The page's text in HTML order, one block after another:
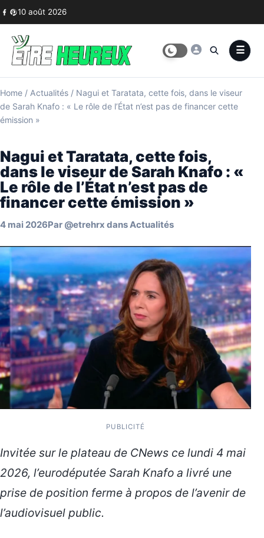
Skip to content
10 août 2026
Home / Actualités / Nagui et Taratata, cette fois, dans le viseur
de Sarah Knafo : « Le rôle de l’État n’est pas de financer cette
émission »
Nagui et Taratata, cette fois,
dans le viseur de Sarah Knafo : «
Le rôle de l’État n’est pas de
financer cette émission »
4 mai 2026Par @etrehrx dansActualités
PUBLICITÉ
Invitée sur le plateau de CNews ce lundi 4 mai
2026, l’eurodéputée Sarah Knafo a livré une
prise de position ferme à propos de l’avenir de
l’audiovisuel public.